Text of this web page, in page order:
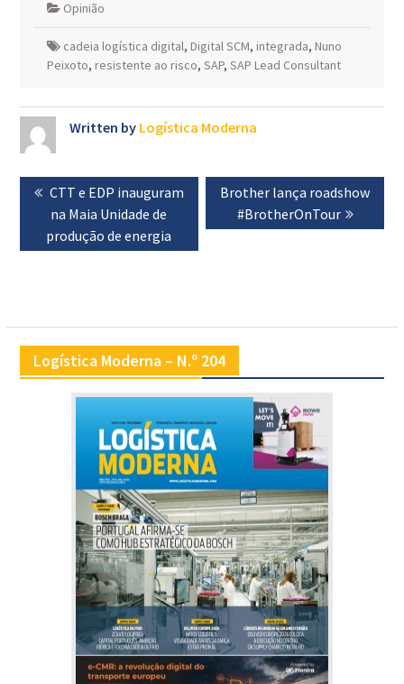
Opinião
cadeia logística digital, Digital SCM, integrada, Nuno
Peixoto, resistente ao risco, SAP, SAP Lead Consultant
Written by Logística Moderna
Navegação
de
artigos
Previous
post:
CTT e EDP inauguram
na Maia Unidade de
produção de energia
Next
post:
Brother lança roadshow
#BrotherOnTour
Logística Moderna – N.º 204